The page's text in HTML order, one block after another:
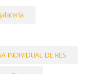
INDIVIDUAL DE RES